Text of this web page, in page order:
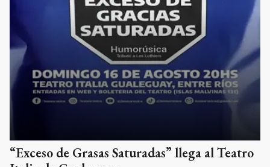
“Exceso de Grasas Saturadas” llega al Teatro